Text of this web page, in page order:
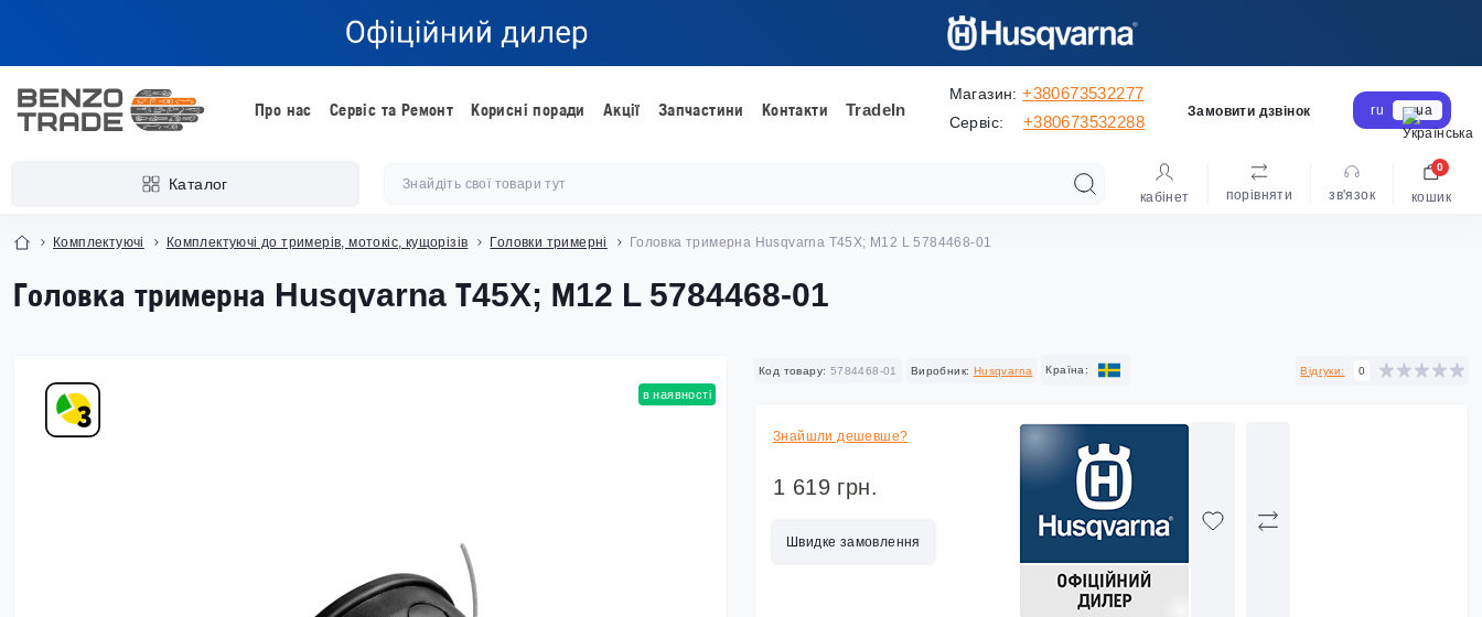
Про нас Сервіс та Ремонт Корисні поради Акції Запчастини Контакти TradeIn
Магазин:+380673532277
Сервіс: +380673532288
Замовити дзвінок ru ua
Каталог
кабінет порівняти зв'язок кошик
0
Комплектуючі Комплектуючі до тримерів, мотокіс, кущорізів Головки тримерні Головка тримерна Husqvarna Т45X; М12 L 5784468-01
Головка тримерна Husqvarna Т45X; М12 L 5784468-01
в наявності
Код товару: 5784468-01 Виробник: Husqvarna Країна: Відгуки: 0
Знайшли дешевше?
1 619 грн.
Швидке замовлення